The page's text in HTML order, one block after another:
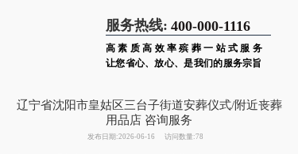
服务热线: 400-000-1116
高素质高效率殡葬一站式服务
让您省心、放心、是我们的服务宗旨
辽宁省沈阳市皇姑区三台子街道安葬仪式/附近丧葬
用品店 咨询服务
发布日期:2026-06-16 访问数量:78